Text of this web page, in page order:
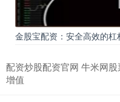
金股宝配资：安全高效的杠
配资炒股配资官网 牛米网
增值